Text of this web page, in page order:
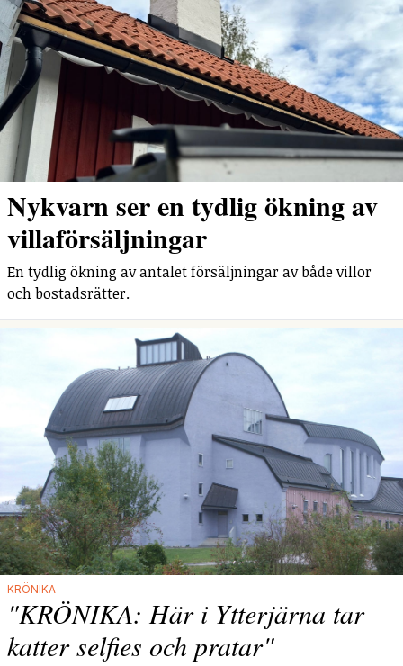
Nykvarn ser en tydlig ökning av
villaförsäljningar
En tydlig ökning av antalet försäljningar av både villor
och bostadsrätter.
KRÖNIKA
"KRÖNIKA: Här i Ytterjärna tar
katter selfies och pratar"